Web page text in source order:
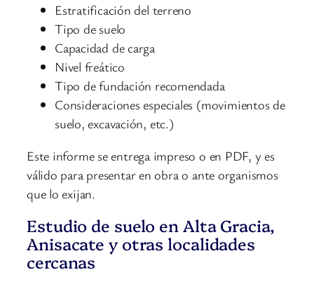
Estratificación del terreno
Tipo de suelo
Capacidad de carga
Nivel freático
Tipo de fundación recomendada
Consideraciones especiales (movimientos de
suelo, excavación, etc.)
Este informe se entrega impreso o en PDF, y es
válido para presentar en obra o ante organismos
que lo exijan.
Estudio de suelo en Alta Gracia,
Anisacate y otras localidades
cercanas